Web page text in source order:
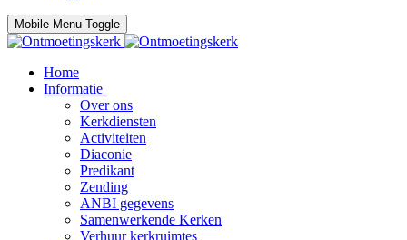
Mobile Menu Toggle
Home
Informatie
Over ons
Kerkdiensten
Activiteiten
Diaconie
Predikant
Zending
ANBI gegevens
Samenwerkende Kerken
Verhuur kerkruimtes